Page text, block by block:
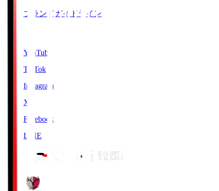
ブランドガイドライン
YouTube
TikTok
Instagram
X
Facebook
LINE